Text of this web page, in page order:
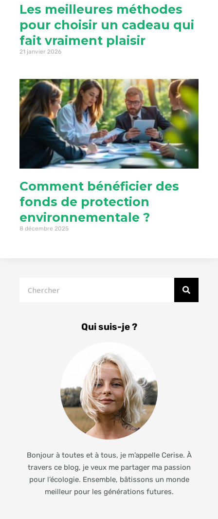
Les meilleures méthodes
pour choisir un cadeau qui
fait vraiment plaisir
21 janvier 2026
Comment bénéficier des
fonds de protection
environnementale ?
8 décembre 2025
Qui suis-je ?
Bonjour à toutes et à tous, je m’appelle Cerise. À
travers ce blog, je veux me partager ma passion
pour l’écologie. Ensemble, bâtissons un monde
meilleur pour les générations futures.